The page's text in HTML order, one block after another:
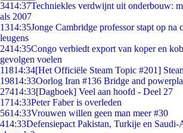
3414:37Techniekles verdwijnt uit onderbouw:
als 2007
1314:35Jonge Cambridge professor stapt op na
leugens
2414:35Congo verbiedt export van koper en
gevolgen voelen
11814:34[Het Officiële Steam Topic #201]
19814:33Oorlog Iran #136 Bridge and
27414:33[Dagboek] Veel aan hoofd - Deel 27
1714:33Peter Faber is overleden
5614:33Vrouwen willen geen man meer #30
414:33Defensiepact Pakistan, Turkije en Saudi-